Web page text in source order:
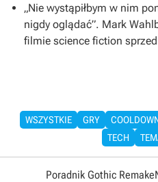
„Nie wystąpiłbym w nim
nigdy oglądać”. Mark
filmie science fiction
WSZYSTKIE GRY
TECH
Poradnik Gothic Remake